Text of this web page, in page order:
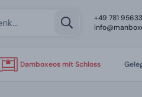
+49 781
Damboxeos mit Schloss